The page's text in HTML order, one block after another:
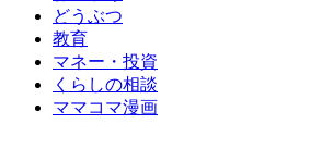
どうぶつ
教育
マネー・投資
くらしの相談
ママコマ漫画